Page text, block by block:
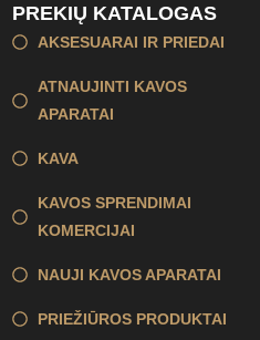
PREKIŲ KATALOGAS
AKSESUARAI IR PRIEDAI
ATNAUJINTI KAVOS
APARATAI
KAVA
KAVOS SPRENDIMAI
KOMERCIJAI
NAUJI KAVOS APARATAI
PRIEŽIŪROS PRODUKTAI